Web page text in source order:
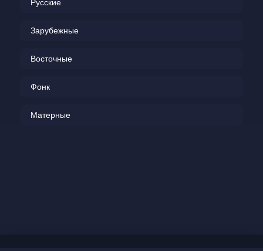
Русские
Зарубежные
Восточные
Фонк
Матерные